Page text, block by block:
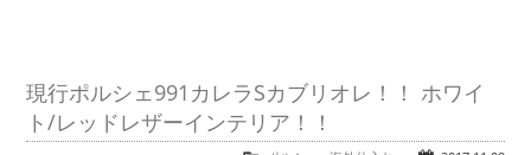
TRADE
買取査定
現行ポルシェ991カレラSカブリオレ！！ ホワイ
ト/レッドレザーインテリア！！